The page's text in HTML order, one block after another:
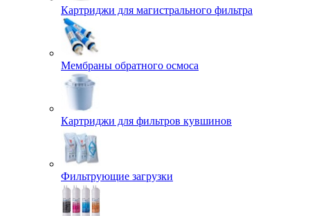
Картриджи для магистрального фильтра
Мембраны обратного осмоса
Картриджи для фильтров кувшинов
Фильтрующие загрузки